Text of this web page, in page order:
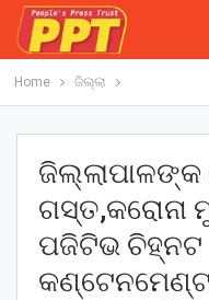
Home ଜିଲ୍ଲା
ଗସ୍ତ,କରୋନା
ପଜିଟିଭ